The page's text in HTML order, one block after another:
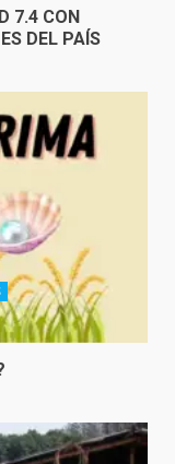
7.4 CON
DEL PAÍS